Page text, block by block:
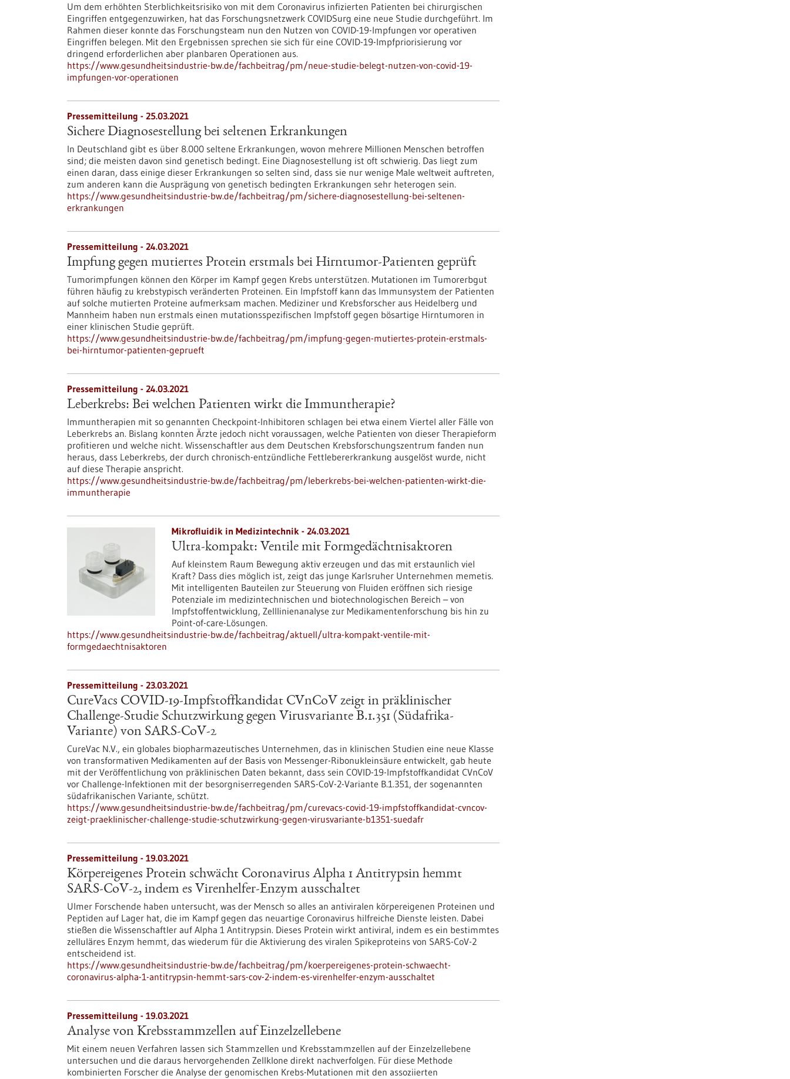
Um dem erhöhten Sterblichkeitsrisiko von mit dem Coronavirus infizierten Patienten bei chirurgischen
Eingriffen entgegenzuwirken, hat das Forschungsnetzwerk COVIDSurg eine neue Studie durchgeführt. Im
Rahmen dieser konnte das Forschungsteam nun den Nutzen von COVID-19-Impfungen vor operativen
Eingriffen belegen. Mit den Ergebnissen sprechen sie sich für eine COVID-19-Impfpriorisierung vor
dringend erforderlichen aber planbaren Operationen aus.
https://www.gesundheitsindustrie-bw.de/fachbeitrag/pm/neue-studie-belegt-nutzen-von-covid-19-
impfungen-vor-operationen
Pressemitteilung - 25.03.2021
Sichere Diagnosestellung bei seltenen Erkrankungen
In Deutschland gibt es über 8.000 seltene Erkrankungen, wovon mehrere Millionen Menschen betroffen
sind; die meisten davon sind genetisch bedingt. Eine Diagnosestellung ist oft schwierig. Das liegt zum
einen daran, dass einige dieser Erkrankungen so selten sind, dass sie nur wenige Male weltweit auftreten,
zum anderen kann die Ausprägung von genetisch bedingten Erkrankungen sehr heterogen sein.
https://www.gesundheitsindustrie-bw.de/fachbeitrag/pm/sichere-diagnosestellung-bei-seltenen-
erkrankungen
Pressemitteilung - 24.03.2021
Impfung gegen mutiertes Protein erstmals bei Hirntumor-Patienten geprüft
Tumorimpfungen können den Körper im Kampf gegen Krebs unterstützen. Mutationen im Tumorerbgut
führen häufig zu krebstypisch veränderten Proteinen. Ein Impfstoff kann das Immunsystem der Patienten
auf solche mutierten Proteine aufmerksam machen. Mediziner und Krebsforscher aus Heidelberg und
Mannheim haben nun erstmals einen mutationsspezifischen Impfstoff gegen bösartige Hirntumoren in
einer klinischen Studie geprüft.
https://www.gesundheitsindustrie-bw.de/fachbeitrag/pm/impfung-gegen-mutiertes-protein-erstmals-
bei-hirntumor-patienten-geprueft
Pressemitteilung - 24.03.2021
Leberkrebs: Bei welchen Patienten wirkt die Immuntherapie?
Immuntherapien mit so genannten Checkpoint-Inhibitoren schlagen bei etwa einem Viertel aller Fälle von
Leberkrebs an. Bislang konnten Ärzte jedoch nicht voraussagen, welche Patienten von dieser Therapieform
profitieren und welche nicht. Wissenschaftler aus dem Deutschen Krebsforschungszentrum fanden nun
heraus, dass Leberkrebs, der durch chronisch-entzündliche Fettlebererkrankung ausgelöst wurde, nicht
auf diese Therapie anspricht.
https://www.gesundheitsindustrie-bw.de/fachbeitrag/pm/leberkrebs-bei-welchen-patienten-wirkt-die-
immuntherapie
Mikrofluidik in Medizintechnik - 24.03.2021
Ultra-kompakt: Ventile mit Formgedächtnisaktoren
Auf kleinstem Raum Bewegung aktiv erzeugen und das mit erstaunlich viel
Kraft? Dass dies möglich ist, zeigt das junge Karlsruher Unternehmen memetis.
Mit intelligenten Bauteilen zur Steuerung von Fluiden eröffnen sich riesige
Potenziale im medizintechnischen und biotechnologischen Bereich – von
Impfstoffentwicklung, Zelllinienanalyse zur Medikamentenforschung bis hin zu
Point-of-care-Lösungen.
https://www.gesundheitsindustrie-bw.de/fachbeitrag/aktuell/ultra-kompakt-ventile-mit-
formgedaechtnisaktoren
Pressemitteilung - 23.03.2021
CureVacs COVID-19-Impfstoffkandidat CVnCoV zeigt in präklinischer
Challenge-Studie Schutzwirkung gegen Virusvariante B.1.351 (Südafrika-
Variante) von SARS-CoV-2
CureVac N.V., ein globales biopharmazeutisches Unternehmen, das in klinischen Studien eine neue Klasse
von transformativen Medikamenten auf der Basis von Messenger-Ribonukleinsäure entwickelt, gab heute
mit der Veröffentlichung von präklinischen Daten bekannt, dass sein COVID-19-Impfstoffkandidat CVnCoV
vor Challenge-Infektionen mit der besorgniserregenden SARS-CoV-2-Variante B.1.351, der sogenannten
südafrikanischen Variante, schützt.
https://www.gesundheitsindustrie-bw.de/fachbeitrag/pm/curevacs-covid-19-impfstoffkandidat-cvncov-
zeigt-praeklinischer-challenge-studie-schutzwirkung-gegen-virusvariante-b1351-suedafr
Pressemitteilung - 19.03.2021
Körpereigenes Protein schwächt Coronavirus Alpha 1 Antitrypsin hemmt
SARS-CoV-2, indem es Virenhelfer-Enzym ausschaltet
Ulmer Forschende haben untersucht, was der Mensch so alles an antiviralen körpereigenen Proteinen und
Peptiden auf Lager hat, die im Kampf gegen das neuartige Coronavirus hilfreiche Dienste leisten. Dabei
stießen die Wissenschaftler auf Alpha 1 Antitrypsin. Dieses Protein wirkt antiviral, indem es ein bestimmtes
zelluläres Enzym hemmt, das wiederum für die Aktivierung des viralen Spikeproteins von SARS-CoV-2
entscheidend ist.
https://www.gesundheitsindustrie-bw.de/fachbeitrag/pm/koerpereigenes-protein-schwaecht-
coronavirus-alpha-1-antitrypsin-hemmt-sars-cov-2-indem-es-virenhelfer-enzym-ausschaltet
Pressemitteilung - 19.03.2021
Analyse von Krebsstammzellen auf Einzelzellebene
Mit einem neuen Verfahren lassen sich Stammzellen und Krebsstammzellen auf der Einzelzellebene
untersuchen und die daraus hervorgehenden Zellklone direkt nachverfolgen. Für diese Methode
kombinierten Forscher die Analyse der genomischen Krebs-Mutationen mit den assoziierten